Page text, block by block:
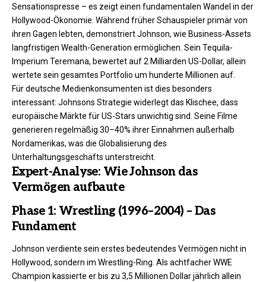
Sensationspresse – es zeigt einen fundamentalen Wandel in der
Hollywood-Ökonomie. Während früher Schauspieler primär von
ihren Gagen lebten, demonstriert Johnson, wie Business-Assets
langfristigen Wealth-Generation ermöglichen. Sein Tequila-
Imperium Teremana, bewertet auf 2 Milliarden US-Dollar, allein
wertete sein gesamtes Portfolio um hunderte Millionen auf.
Für deutsche Medienkonsumenten ist dies besonders
interessant: Johnsons Strategie widerlegt das Klischee, dass
europäische Märkte für US-Stars unwichtig sind. Seine Filme
generieren regelmäßig 30–40% ihrer Einnahmen außerhalb
Nordamerikas, was die Globalisierung des
Unterhaltungsgeschäfts unterstreicht.
Expert-Analyse: Wie Johnson das
Vermögen aufbaute
Phase 1: Wrestling (1996–2004) – Das
Fundament
Johnson verdiente sein erstes bedeutendes Vermögen nicht in
Hollywood, sondern im Wrestling-Ring. Als achtfacher WWE
Champion kassierte er bis zu 3,5 Millionen Dollar jährlich allein